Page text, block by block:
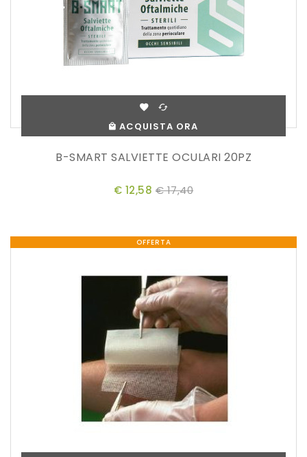
ACQUISTA ORA
B-SMART SALVIETTE OCULARI 20PZ
€ 12,58 € 17,40
OFFERTA